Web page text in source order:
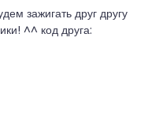
зажигать друг другу
^^ код друга: